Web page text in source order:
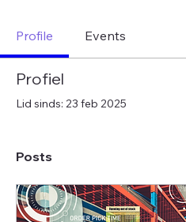
Profile Events
Profiel
Lid sinds: 23 feb 2025
Posts